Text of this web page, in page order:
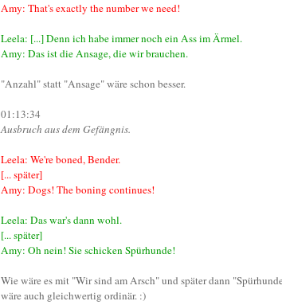
Amy: That's exactly the number we need!
Leela: [...] Denn ich habe immer noch ein Ass im Ärmel.
Amy: Das ist die Ansage, die wir brauchen.
"Anzahl" statt "Ansage" wäre schon besser.
01:13:34
Ausbruch aus dem Gefängnis.
Leela: We're boned, Bender.
[... später]
Amy: Dogs! The boning continues!
Leela: Das war's dann wohl.
[... später]
Amy: Oh nein! Sie schicken Spürhunde!
Wie wäre es mit "Wir sind am Arsch" und später dann
wäre auch gleichwertig ordinär. :)